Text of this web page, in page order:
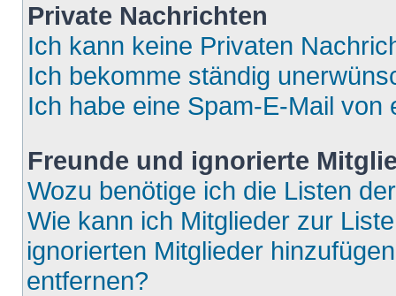
Private Nachrichten
Ich kann keine Privaten
Ich bekomme ständig
Ich habe eine Spam-E-Mail
Freunde und ignorierte
Wozu benötige ich die Listen
Wie kann ich Mitglieder zur
ignorierten Mitglieder
entfernen?